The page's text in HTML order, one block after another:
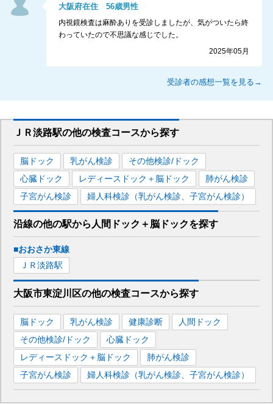
大阪府在住56歳男性
内視鏡検査は麻酔ありを受診しましたが、気がついたら終
わっていたので不思議な感じでした。
2025年05月
受診者の感想一覧を見る→
ＪＲ淡路駅の他の検査コースから探す
脳ドック 乳がん検診
その他検診/ドック
心臓ドック
レディースドック＋脳ドック
肺がん検診
子宮がん検診
婦人科検診（乳がん検診、子宮がん検診）
沿線の他の駅から 人間ドック＋脳ドックを探す
■おおさか東線
ＪＲ淡路駅
大阪市東淀川区の他の検査コースから探す
脳ドック 乳がん検診 健康診断
人間ドック
その他検診/ドック
心臓ドック
レディースドック＋脳ドック
肺がん検診
子宮がん検診
婦人科検診（乳がん検診、子宮がん検診）